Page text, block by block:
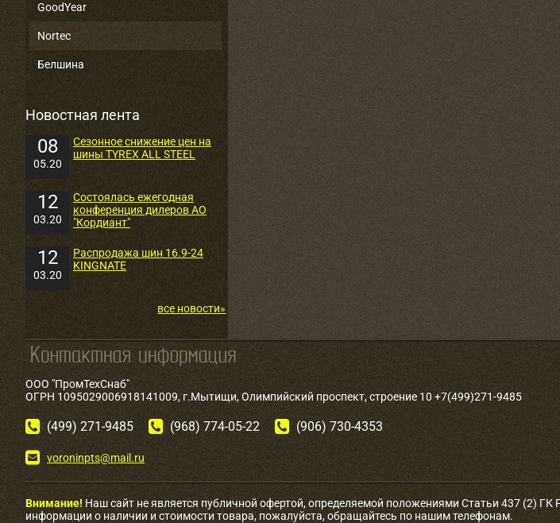
GoodYear
Nortec
Белшина
Новостная лента
08
05.20
Сезонное снижение цен на
шины TYREX ALL STEEL
12
03.20
Состоялась ежегодная
конференция дилеров АО
"Кордиант"
12
03.20
Распродажа шин 16.9-24
KINGNATE
все новости»
ООО "ПромТехСнаб"
ОГРН 1095029006918141009, г.Мытищи, Олимпийский проспект, строение 10 +7(499)271-9485
(499) 271-9485 (968) 774-05-22 (906) 730-4353
voroninpts@mail.ru
Внимание! Наш сайт не является публичной офертой, определяемой положениями Статьи 437 (2)
информации о наличии и стоимости товара, пожалуйста, обращайтесь по нашим телефонам.